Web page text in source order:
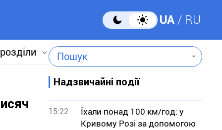
UA RU
Пошук
Надзвичайні події
15:22
Їхали понад 100 км/год: у
Кривому Розі за допомогою